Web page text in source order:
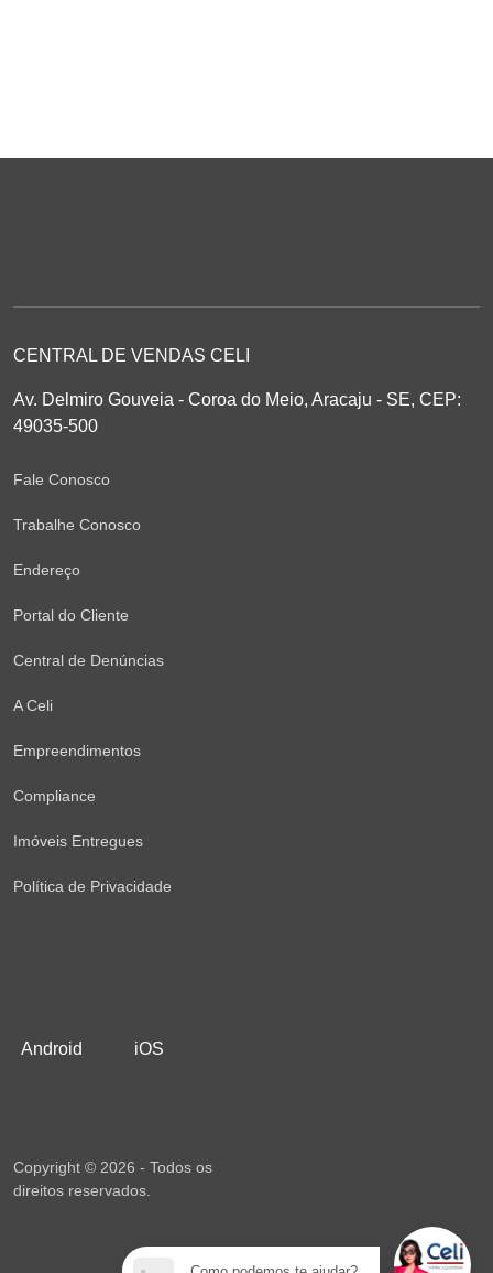
CENTRAL DE VENDAS CELI
Av. Delmiro Gouveia - Coroa do Meio, Aracaju - SE, CEP:
49035-500
Fale Conosco
Trabalhe Conosco
Endereço
Portal do Cliente
Central de Denúncias
A Celi
Empreendimentos
Compliance
Imóveis Entregues
Política de Privacidade
Android iOS
Copyright © 2026 - Todos os
direitos reservados.